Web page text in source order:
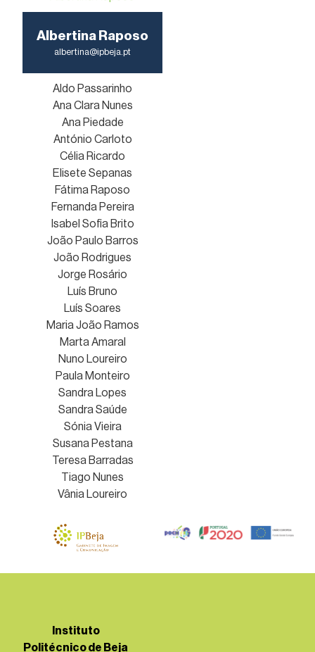
Albertina Raposo
albertina@ipbeja.pt
Aldo Passarinho
Ana Clara Nunes
Ana Piedade
António Carloto
Célia Ricardo
Elisete Sepanas
Fátima Raposo
Fernanda Pereira
Isabel Sofia Brito
João Paulo Barros
João Rodrigues
Jorge Rosário
Luís Bruno
Luís Soares
Maria João Ramos
Marta Amaral
Nuno Loureiro
Paula Monteiro
Sandra Lopes
Sandra Saúde
Sónia Vieira
Susana Pestana
Teresa Barradas
Tiago Nunes
Vânia Loureiro
Instituto
Politécnico de Beja